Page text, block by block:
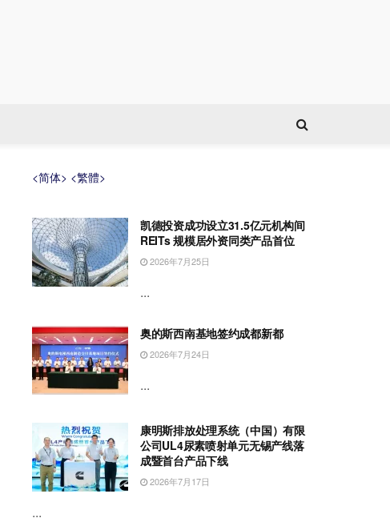
<简体> <繁體>
凯德投资成功设立31.5亿元机构间
REITs 规模居外资同类产品首位
2026年7月25日
...
奥的斯西南基地签约成都新都
2026年7月24日
...
康明斯排放处理系统（中国）有限
公司UL4尿素喷射单元无锡产线落
成暨首台产品下线
2026年7月17日
...